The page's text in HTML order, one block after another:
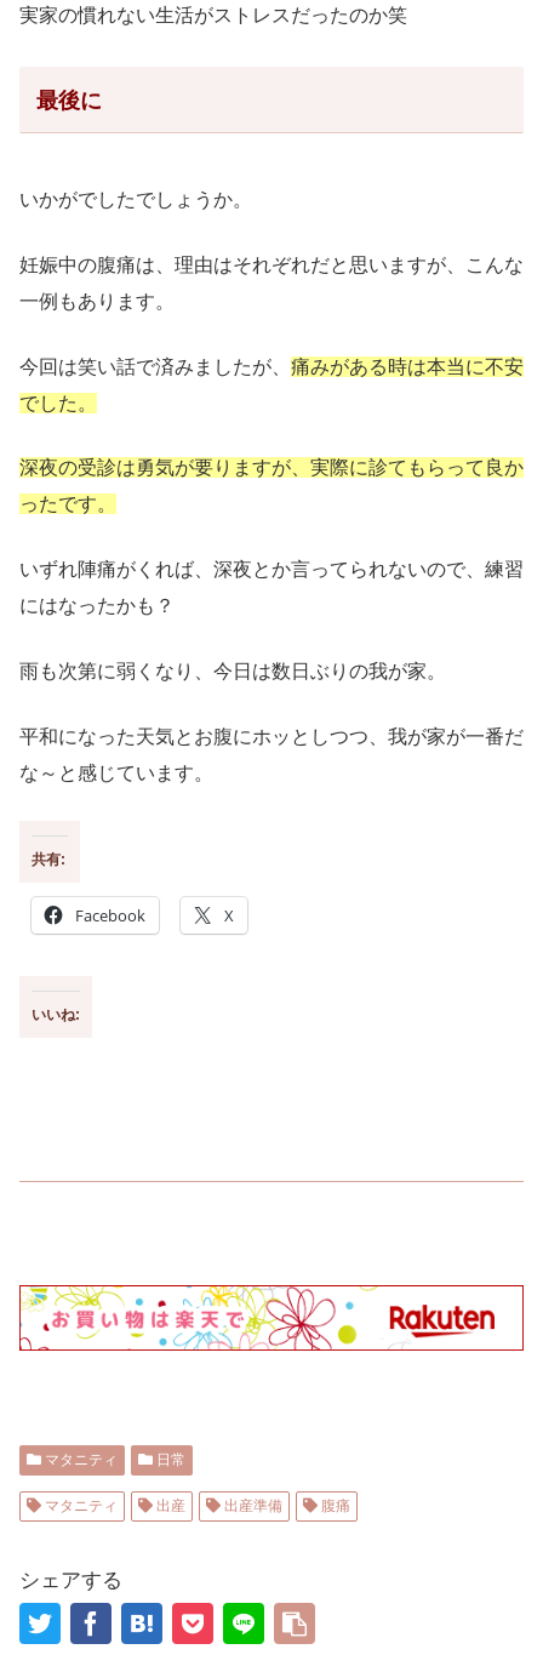
実家の慣れない生活がストレスだったのか笑
最後に
いかがでしたでしょうか。
妊娠中の腹痛は、理由はそれぞれだと思いますが、こんな
一例もあります。
今回は笑い話で済みましたが、 痛みがある時は本当に不安
でした。
深夜の受診は勇気が要りますが、実際に診てもらって良か
ったです。
いずれ陣痛がくれば、深夜とか言ってられないので、練習
にはなったかも？
雨も次第に弱くなり、今日は数日ぶりの我が家。
平和になった天気とお腹にホッとしつつ、我が家が一番だ
な～と感じています。
共有:
Facebook X
いいね:
マタニティ 日常
マタニティ 出産 出産準備 腹痛
シェアする